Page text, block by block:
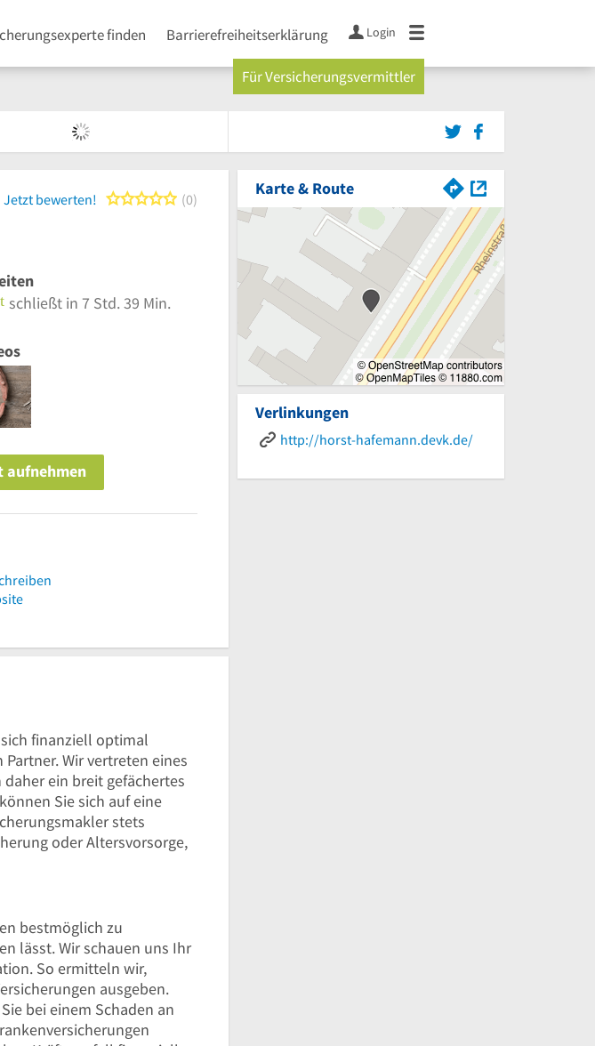
finden Barrierefreiheitserklärung Login
Für Versicherungsvermittler
Jetzt bewerten! 0 von 5 Sternen
0
schließt in 7 Std. 39 Min.
aufnehmen
finanziell optimal
Wir vertreten eines
ein breit gefächertes
Sie sich auf eine
stets
oder Altersvorsorge,
bestmöglich zu
lässt. Wir schauen uns Ihr
So ermitteln wir,
ausgeben.
bei einem Schaden an
Karte & Route
Verlinkungen
http://horst-hafemann.devk.de/